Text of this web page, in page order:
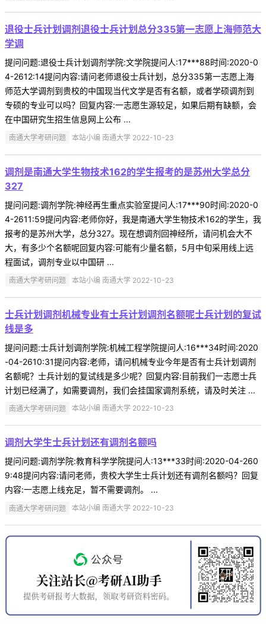
退役士兵计划调剂退役士兵计划总分335第一志愿上海师范大
学调
提问问题:退役士兵计划调剂学院:文学院提问人:17***88时间:2020-0
4-2612:14提问内容:请问老师退役士兵计划，总分335第一志愿上海
师范大学调剂到贵校的中国现当代文学是否有名额，或者学硕调剂到
专硕的专业可以吗？回复内容:一志愿生源较足，如果后期有缺额，会
在中国研究生招生信息网上公布 ...
南通大学考研问题 本站小编 南通大学 2022-10-23
调剂是南通大学生物技术162的学生报考的是苏州大学总分
327
提问问题:调剂学院:神经再生重点实验室提问人:17***90时间:2020-0
4-2611:59提问内容:老师你好，我是南通大学生物技术162的学生，我
报考的是苏州大学，总分327。现在想调剂回神经所，请问机会大不
大，有多少个名额呢回复内容:可能有少量名额，5月中旬采用线上远
程面试，调剂专业以中国研 ...
南通大学考研问题 本站小编 南通大学 2022-10-23
士兵计划调剂机械专业有士兵计划调剂名额呢士兵计划的复试
线是多
提问问题:士兵计划调剂学院:机械工程学院提问人:16***34时间:2020
-04-2610:31提问内容:老师，请问机械专业今年是否有士兵计划调剂
名额呢？士兵计划的复试线是多少呢？回复内容:目前我们一志愿士兵
计划已经满了，如需要调剂，我们会挂国家调剂系统，请及时关注 ...
南通大学考研问题 本站小编 南通大学 2022-10-23
调剂大学生士兵计划还有调剂名额吗
提问问题:调剂学院:教育科学学院提问人:13***33时间:2020-04-260
9:48提问内容:请问老师，贵校大学生士兵计划还有调剂名额吗？回复
内容:一志愿上线充足，暂不需要调剂。 ...
南通大学考研问题 本站小编 南通大学 2022-10-23